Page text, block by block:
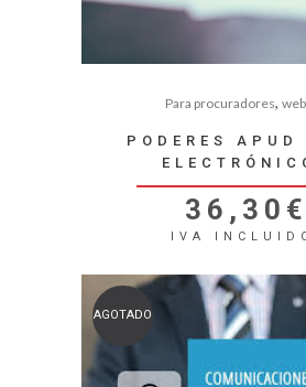
Para procuradores,
PODERES APUD
36,30 €
IVA
AGOTADO